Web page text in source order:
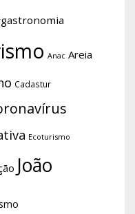
Anac Areia
Cadastur
Ecoturismo
João